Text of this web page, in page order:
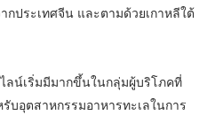
กประเทศจีน และตามด้วยเกาหลีใต้
ลน์เริ่มมีมากขึ้นในกลุ่มผู้บริโภคที่
บอุตสาหกรรมอาหารทะเลในการ